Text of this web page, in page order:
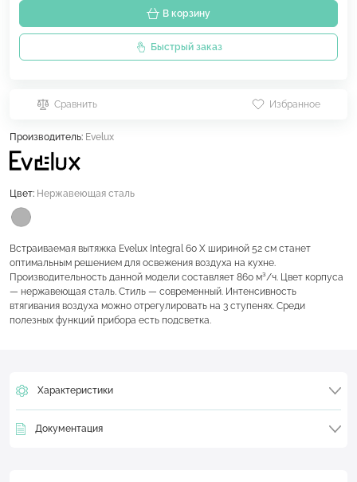
В корзину
Быстрый заказ
Сравнить Избранное
Производитель: Evelux
Цвет: Нержавеющая сталь
Встраиваемая вытяжка Evelux Integral 60 X шириной 52 см станет
оптимальным решением для освежения воздуха на кухне.
Производительность данной модели составляет 860 м³/ч. Цвет корпуса
— нержавеющая сталь. Стиль — современный. Интенсивность
втягивания воздуха можно отрегулировать на 3 ступенях. Среди
полезных функций прибора есть подсветка.
Характеристики
Документация